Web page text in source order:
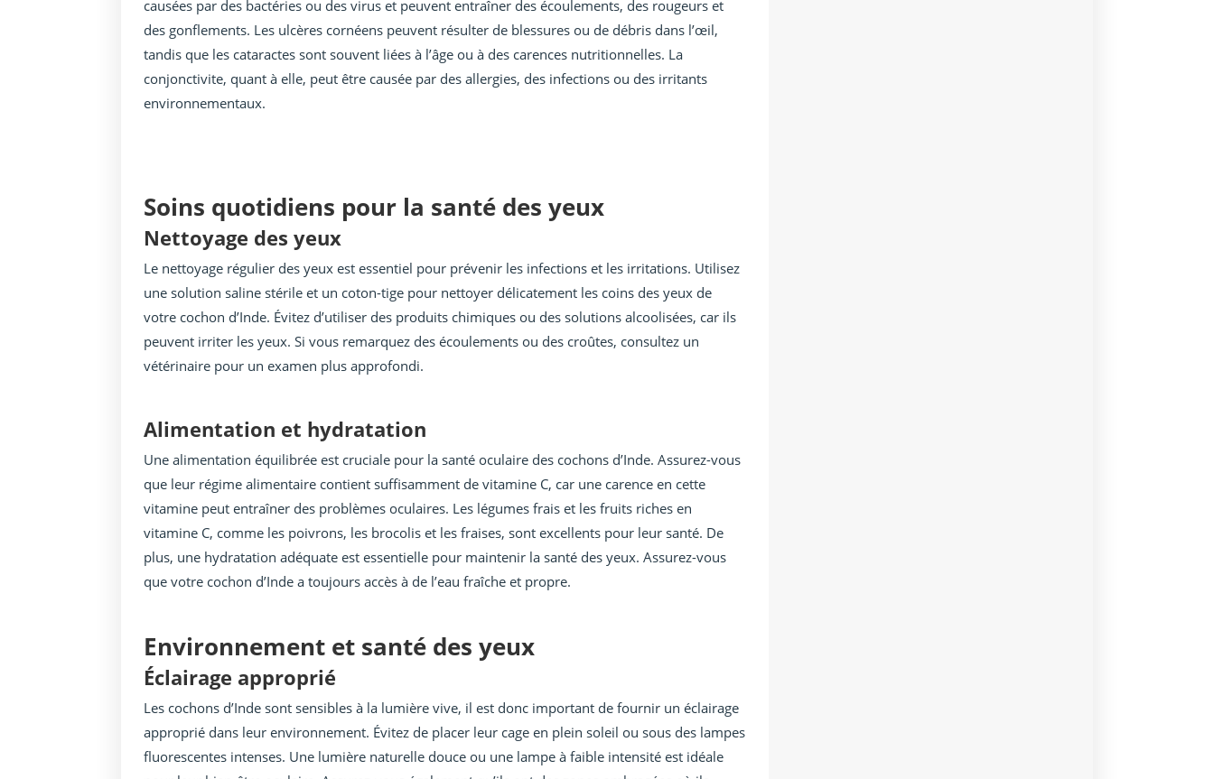
causées par des bactéries ou des virus et peuvent entraîner des écoulements, des rougeurs et
des gonflements. Les ulcères cornéens peuvent résulter de blessures ou de débris dans l’œil,
tandis que les cataractes sont souvent liées à l’âge ou à des carences nutritionnelles. La
conjonctivite, quant à elle, peut être causée par des allergies, des infections ou des irritants
environnementaux.
Soins quotidiens pour la santé des yeux
Nettoyage des yeux
Le nettoyage régulier des yeux est essentiel pour prévenir les infections et les irritations. Utilisez
une solution saline stérile et un coton-tige pour nettoyer délicatement les coins des yeux de
votre cochon d’Inde. Évitez d’utiliser des produits chimiques ou des solutions alcoolisées, car ils
peuvent irriter les yeux. Si vous remarquez des écoulements ou des croûtes, consultez un
vétérinaire pour un examen plus approfondi.
Alimentation et hydratation
Une alimentation équilibrée est cruciale pour la santé oculaire des cochons d’Inde. Assurez-vous
que leur régime alimentaire contient suffisamment de vitamine C, car une carence en cette
vitamine peut entraîner des problèmes oculaires. Les légumes frais et les fruits riches en
vitamine C, comme les poivrons, les brocolis et les fraises, sont excellents pour leur santé. De
plus, une hydratation adéquate est essentielle pour maintenir la santé des yeux. Assurez-vous
que votre cochon d’Inde a toujours accès à de l’eau fraîche et propre.
Environnement et santé des yeux
Éclairage approprié
Les cochons d’Inde sont sensibles à la lumière vive, il est donc important de fournir un éclairage
approprié dans leur environnement. Évitez de placer leur cage en plein soleil ou sous des lampes
fluorescentes intenses. Une lumière naturelle douce ou une lampe à faible intensité est idéale